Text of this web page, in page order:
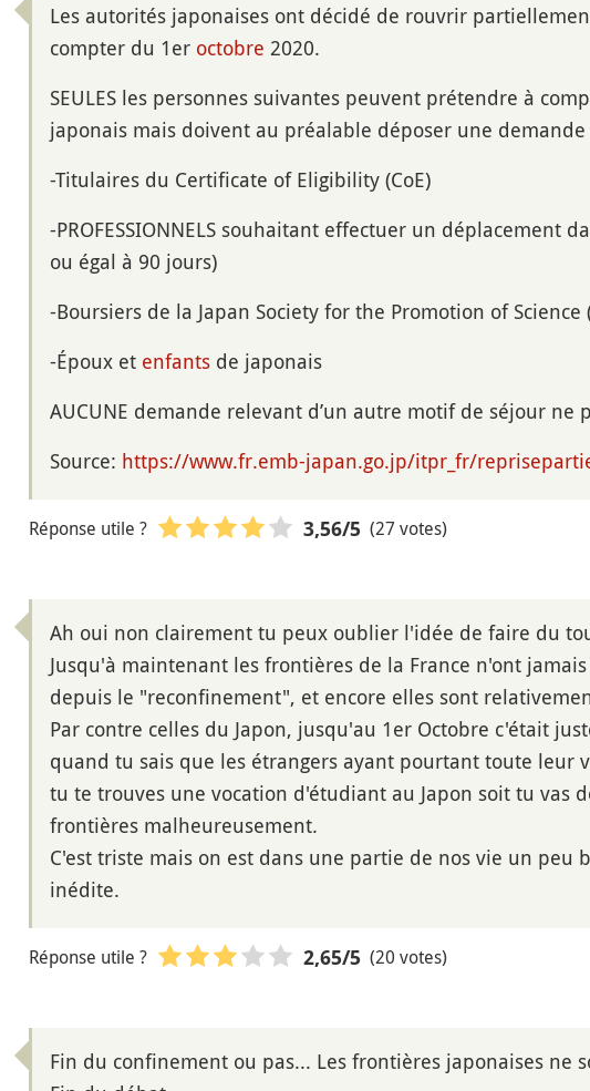
Les autorités japonaises ont décidé de rouvrir
compter du 1er octobre 2020.
SEULES les personnes suivantes peuvent prétendre à
japonais mais doivent au préalable déposer une demande
-Titulaires du Certificate of Eligibility (CoE)
-PROFESSIONNELS souhaitant effectuer un déplacement
ou égal à 90 jours)
-Boursiers de la Japan Society for the Promotion of Science
-Époux et enfants de japonais
AUCUNE demande relevant d’un autre motif de séjour ne
Source: https://www.fr.emb-japan.go.jp/itpr_fr/
Réponse utile ? 3,56/5 (27 votes)
Ah oui non clairement tu peux oublier l'idée de faire du
Jusqu'à maintenant les frontières de la France n'ont
depuis le "reconfinement", et encore elles sont
Par contre celles du Japon, jusqu'au 1er Octobre c'était
quand tu sais que les étrangers ayant pourtant toute leur
tu te trouves une vocation d'étudiant au Japon soit tu
frontières malheureusement.
C'est triste mais on est dans une partie de nos vie un
inédite.
Réponse utile ? 2,65/5 (20 votes)
Fin du confinement ou pas... Les frontières japonaises ne